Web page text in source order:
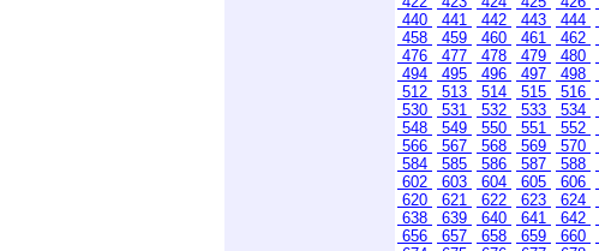
440
441 442 443 444
458
459 460 461 462
476
477 478 479 480
494
495 496 497 498
512
513 514 515 516
530
531 532 533 534
548
549 550 551 552
566
567 568 569 570
584
585 586 587 588
602
603 604 605 606
620
621 622 623 624
638
639 640 641 642
656
657 658 659 660